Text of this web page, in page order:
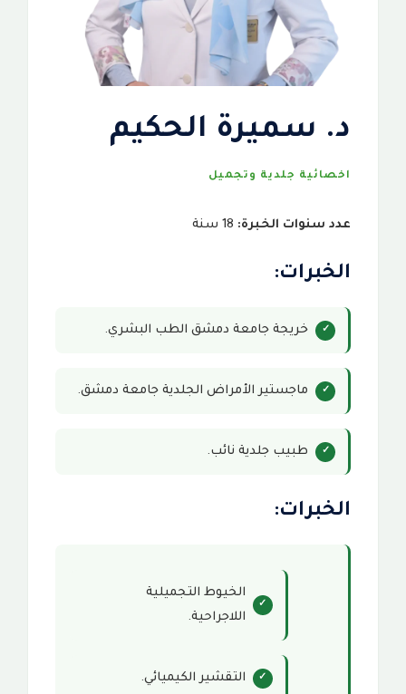
د. سميرة الحكيم
اخصائية جلدية وتجميل
عدد سنوات الخبرة:
الخبرات:
خريجة جامعة دمشق الطب البشري.
ماجستير الأمراض الجلدية جامعة دمشق.
طبيب جلدية نائب.
الخبرات:
الخيوط التجميلية
اللاجراحية.
التقشير الكيميائي.